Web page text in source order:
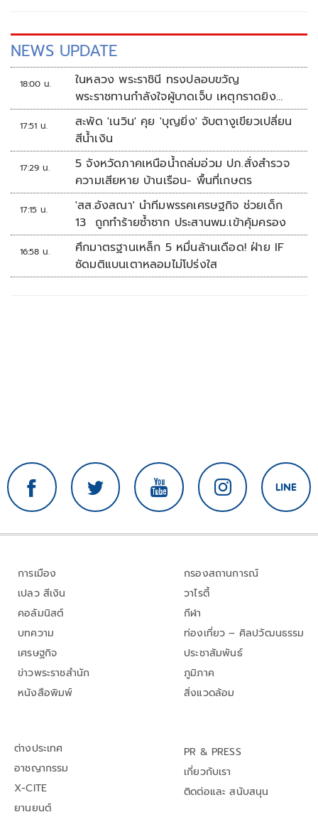
NEWS UPDATE
18:00 น.
ในหลวง พระราชินี ทรงปลอบขวัญ
พระราชทานกำลังใจผู้บาดเจ็บ เหตุกราดยิง
รร.เทพศิรินทร์นนทบุรี
17:51 น.
สะพัด 'เนวิน' คุย 'บุญยิ่ง' จับตางูเขียวเปลี่ยน
สีน้ำเงิน
17:29 น.
5 จังหวัดภาคเหนือน้ำถล่มอ่วม ปภ.สั่งสำรวจ
ความเสียหาย บ้านเรือน- พื้นที่เกษตร
17:15 น.
'สส.อังสณา' นำทีมพรรคเศรษฐกิจ ช่วยเด็ก
13 ถูกทำร้ายซ้ำซาก ประสานพม.เข้าคุ้มครอง
16:58 น.
ศึกมาตรฐานเหล็ก 5 หมื่นล้านเดือด! ฝ่าย IF
ซัดมติแบนเตาหลอมไม่โปร่งใส
การเมือง
เปลว สีเงิน
คอลัมนิสต์
บทความ
เศรษฐกิจ
ข่าวพระราชสำนัก
หนังสือพิมพ์
กรองสถานการณ์
วาไรตี้
กีฬา
ท่องเที่ยว – ศิลปวัฒนธรรม
ประชาสัมพันธ์
ภูมิภาค
สิ่งแวดล้อม
ต่างประเทศ
อาชญากรรม
X-CITE
ยานยนต์
PR & PRESS
เกี่ยวกับเรา
ติดต่อและ สนับสนุน